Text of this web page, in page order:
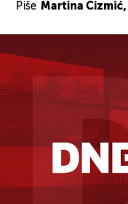
Piše Martina Čizmić,